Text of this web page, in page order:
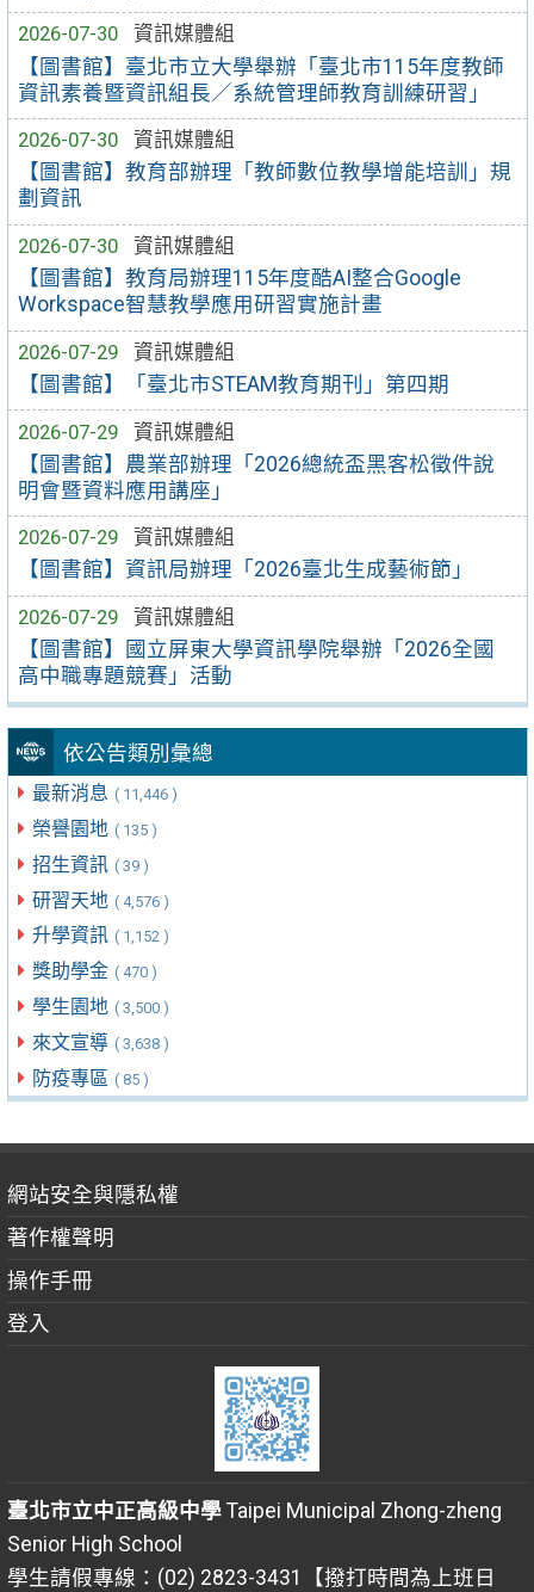
2026-07-30
資訊媒體組
【圖書館】臺北市立大學舉辦「臺北市115年度教師
資訊素養暨資訊組長／系統管理師教育訓練研習」
2026-07-30
資訊媒體組
【圖書館】教育部辦理「教師數位教學增能培訓」規
劃資訊
2026-07-30
資訊媒體組
【圖書館】教育局辦理115年度酷AI整合Google
Workspace智慧教學應用研習實施計畫
2026-07-29
資訊媒體組
【圖書館】「臺北市STEAM教育期刊」第四期
2026-07-29
資訊媒體組
【圖書館】農業部辦理「2026總統盃黑客松徵件說
明會暨資料應用講座」
2026-07-29
資訊媒體組
【圖書館】資訊局辦理「2026臺北生成藝術節」
2026-07-29
資訊媒體組
【圖書館】國立屏東大學資訊學院舉辦「2026全國
高中職專題競賽」活動
依公告類別彙總
最新消息 ( 11,446 )
榮譽園地 ( 135 )
招生資訊 ( 39 )
研習天地 ( 4,576 )
升學資訊 ( 1,152 )
獎助學金 ( 470 )
學生園地 ( 3,500 )
來文宣導 ( 3,638 )
防疫專區 ( 85 )
網站安全與隱私權
著作權聲明
操作手冊
登入
臺北市立中正高級中學Taipei Municipal Zhong-zheng
Senior High School
學生請假專線：(02) 2823-3431【撥打時間為上班日